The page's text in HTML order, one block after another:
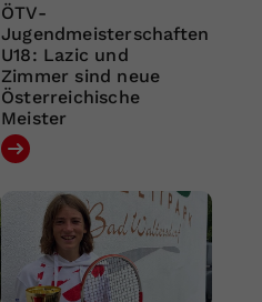
ÖTV-
Jugendmeisterschaften
U18: Lazic und
Zimmer sind neue
Österreichische
Meister